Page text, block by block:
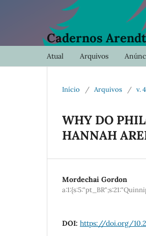
Cadernos Arendt
Atual Arquivos
Início / Arquivos / v.
WHY DO
HANNAH
Mordechai Gordon
DOI: https://doi.org/